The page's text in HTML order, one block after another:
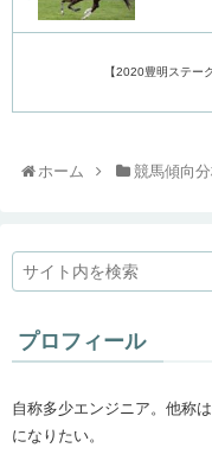
【2020豊明ステー
ホーム 競馬傾向
プロフィール
自称多少エンジニア。他称
になりたい。